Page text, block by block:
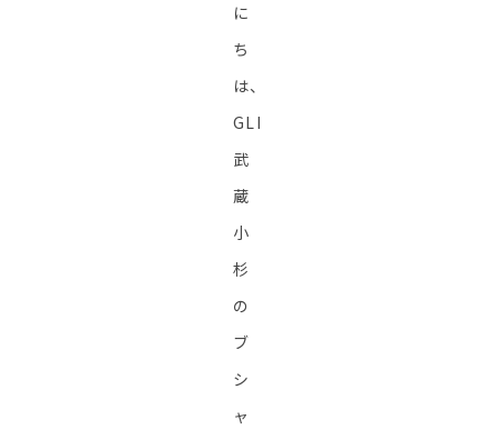
に
ち
は、
GLI
武
蔵
小
杉
の
ブ
シ
ャ